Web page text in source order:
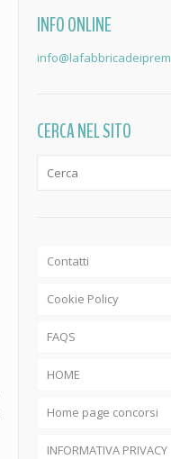
INFO ONLINE
CERCA NEL SITO
Contatti
Cookie Policy
FAQS
HOME
Home page concorsi
INFORMATIVA PRIVACY